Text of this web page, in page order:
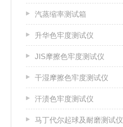
汽蒸缩率测试箱
升华色牢度测试仪
JIS摩擦色牢度测试仪
干湿摩擦色牢度测试仪
汗渍色牢度测试仪
马丁代尔起球及耐磨测试仪